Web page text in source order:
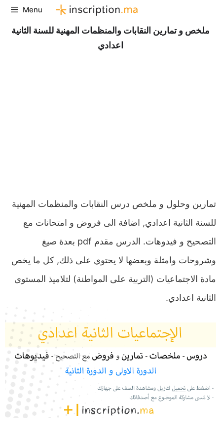
Aller
au
contenu
Menu
ملخص و تمارين النقابات والمنظمات المهنية للسنة الثانية
اعدادي
تمارين وحلول و ملخص درس النقابات والمنظمات المهنية
للسنة الثانية اعدادي, اضافة الى فروض و امتحانات مع
التصحيح و فيدوهات. الدرس مقدم pdf بعدة صيغ
وشروحات وامثلة وبعضها لا يحتوي على ذلك, كل ما يخص
مادة الاجتماعيات (التربية على المواطنة) لتلاميذ المستوى
الثانية اعدادي.